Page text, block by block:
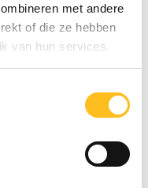
met andere
of die ze hebben
van hun services.